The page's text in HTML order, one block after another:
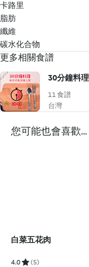
卡路里
脂肪
纖維
碳水化合物
更多相關食譜
30分鐘料理
11 食譜
台灣
您可能也會喜歡...
白菜五花肉
4.0 (5)